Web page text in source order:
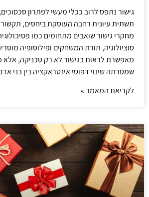
גישור נתפס לרוב ככלי מעשי לפתרון
תשתית עיונית רחבה העוסקת ביחסים,
מחקרי גישור שואבים מתחומים כמו
סוציולוגיה, תורת המשחקים ופילוסופיה
מאפשרת לראות בגישור לא רק טכניקה,
שמטרתה שינוי דפוסי אינטראקציה בין בני
לקריאת המאמר »